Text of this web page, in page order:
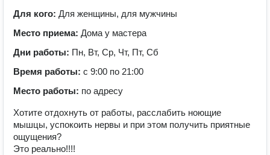
Для кого: Для женщины, для мужчины
Место приема: Дома у мастера
Дни работы: Пн, Вт, Ср, Чт, Пт, Сб
Время работы: с 9:00 по 21:00
Место работы: по адресу
Хотите отдохнуть от работы, расслабить ноющие
мышцы, успокоить нервы и при этом получить приятные
ощущения?
Это реально!!!!